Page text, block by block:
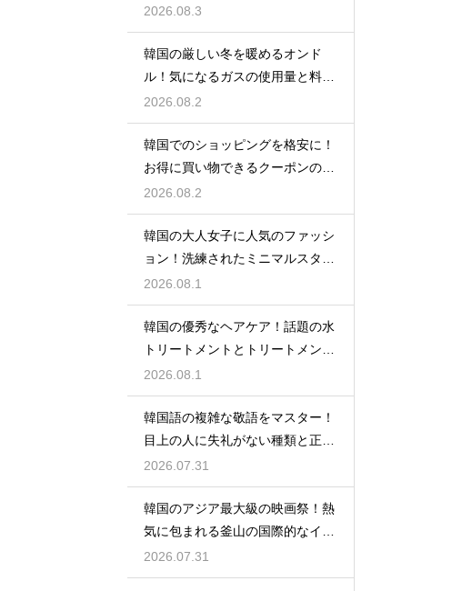
時間
2026.08.3
韓国の厳しい冬を暖めるオンド
ル！気になるガスの使用量と料金
の目安
2026.08.2
韓国でのショッピングを格安に！
お得に買い物できるクーポンの賢
い探し方
2026.08.2
韓国の大人女子に人気のファッシ
ョン！洗練されたミニマルスタイ
ルの特徴
2026.08.1
韓国の優秀なヘアケア！話題の水
トリートメントとトリートメント
の使い分け
2026.08.1
韓国語の複雑な敬語をマスター！
目上の人に失礼がない種類と正し
い使い分け
2026.07.31
韓国のアジア最大級の映画祭！熱
気に包まれる釜山の国際的なイベ
ント
2026.07.31